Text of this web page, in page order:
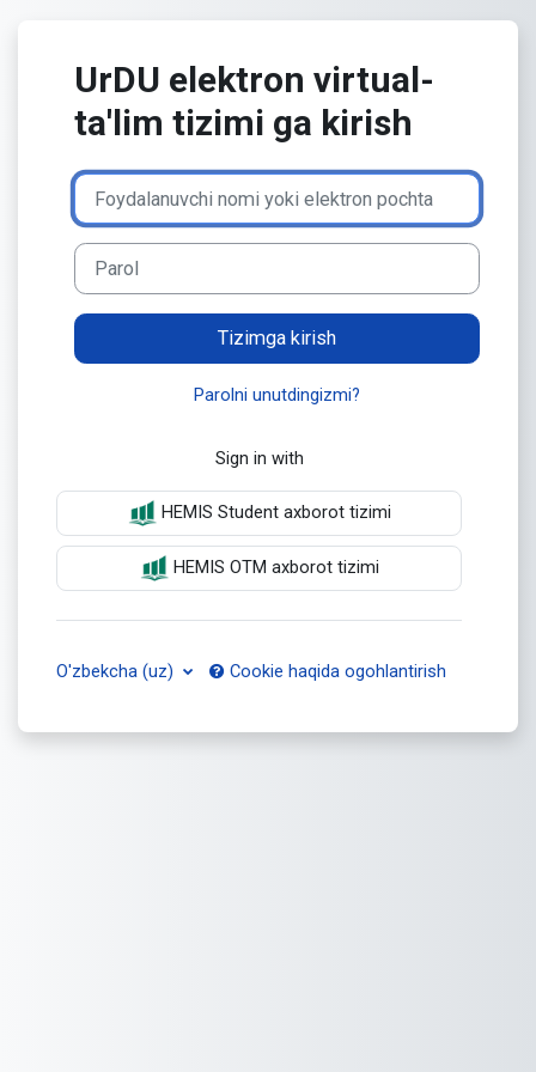
UrDU elektron virtual-
ta'lim tizimi ga kirish
Foydalanuvchi nomi yoki elektron pochta
Parol
Tizimga kirish
Parolni unutdingizmi?
Sign in with
HEMIS Student axborot tizimi
HEMIS OTM axborot tizimi
O'zbekcha ‎(uz)‎ Cookie haqida ogohlantirish